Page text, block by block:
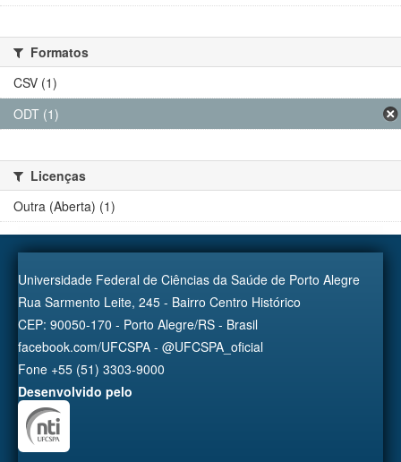
Formatos
CSV (1)
ODT (1)
Licenças
Outra (Aberta) (1)
Universidade Federal de Ciências da Saúde de Porto Alegre
Rua Sarmento Leite, 245 - Bairro Centro Histórico
CEP: 90050-170 - Porto Alegre/RS - Brasil
facebook.com/UFCSPA - @UFCSPA_oficial
Fone +55 (51) 3303-9000
Desenvolvido pelo